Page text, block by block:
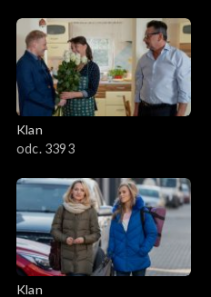
Klan
odc. 3393
Klan